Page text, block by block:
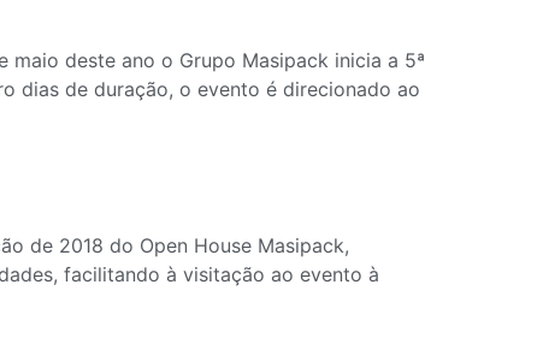
deste ano o Grupo Masipack inicia a 5ª
dias de duração, o evento é direcionado ao
de 2018 do Open House Masipack,
facilitando à visitação ao evento à